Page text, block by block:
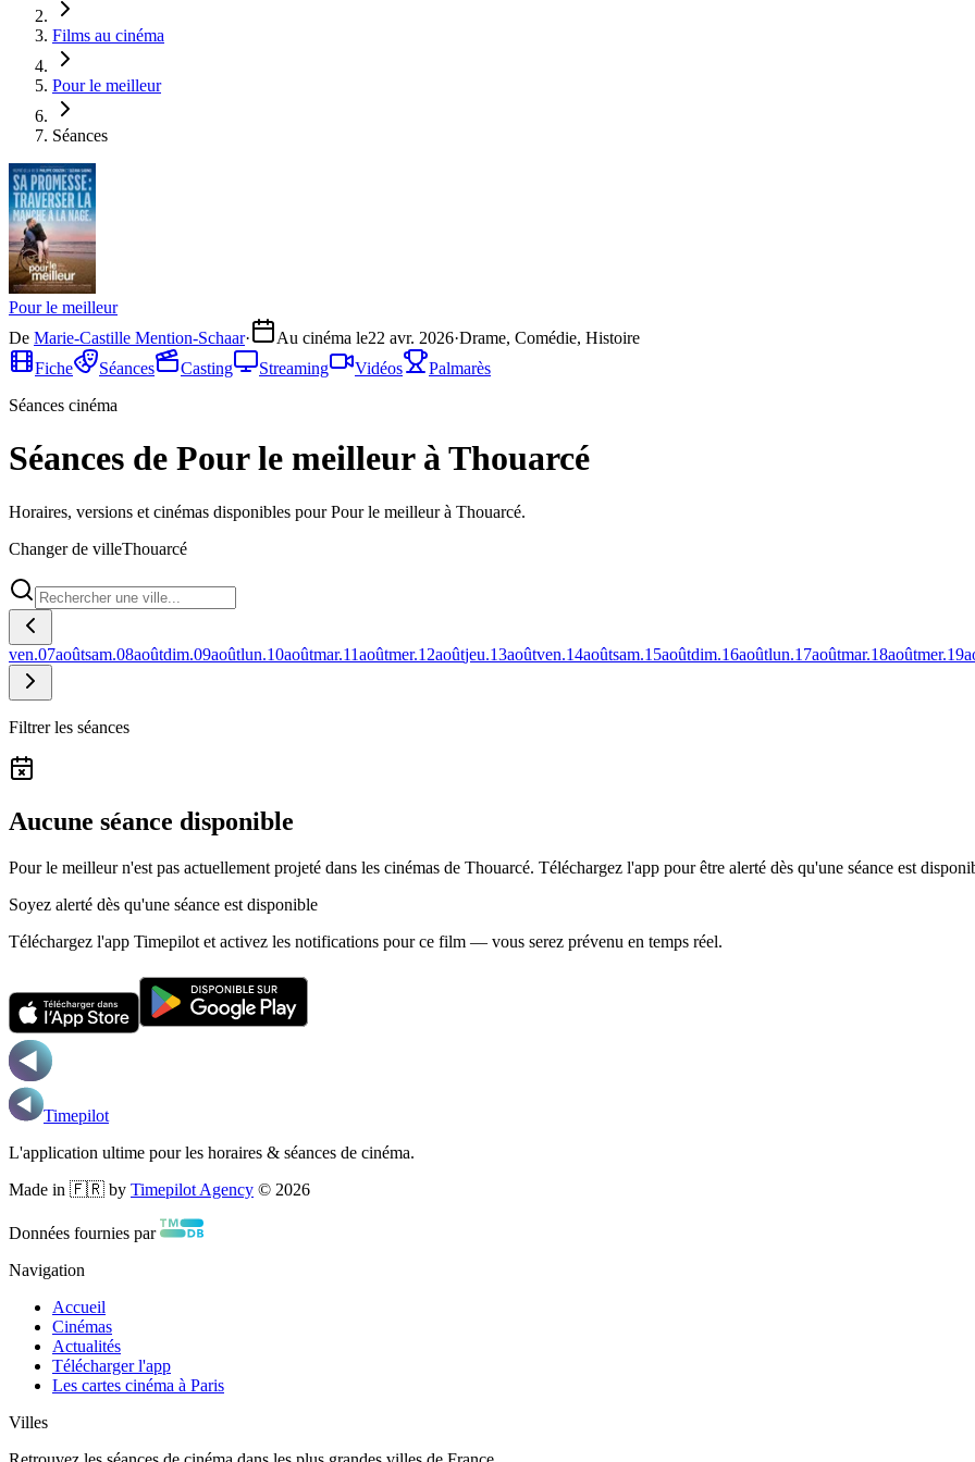
Films au cinéma
Pour le meilleur
Séances
Pour le meilleur
De Marie-Castille Mention-Schaar· Au cinéma le22 avr. 2026·Drame, Comédie, Histoire
Fiche
Séances Casting Streaming Vidéos
Palmarès
Séances cinéma
Séances de Pour le meilleur à Thouarcé
Horaires, versions et cinémas disponibles pour Pour le meilleur à Thouarcé.
Changer de villeThouarcé
ven.07aoûtsam.08aoûtdim.09aoûtlun.10aoûtmar.11aoûtmer.12aoûtjeu.13aoûtven.14aoûtsam.15aoûtdim.16aoûtlun.17aoûtmar.18aoûtmer.19
Filtrer les séances
Aucune séance disponible
Pour le meilleur n'est pas actuellement projeté dans les cinémas de Thouarcé. Téléchargez l'app pour être alerté dès qu'une séance est
Soyez alerté dès qu'une séance est disponible
Téléchargez l'app Timepilot et activez les notifications pour ce film — vous serez prévenu en temps réel.
Timepilot
L'application ultime pour les horaires & séances de cinéma.
Made in 🇫🇷 by Timepilot Agency © 2026
Données fournies par
Navigation
Accueil
Cinémas
Actualités
Télécharger l'app
Les cartes cinéma à Paris
Villes